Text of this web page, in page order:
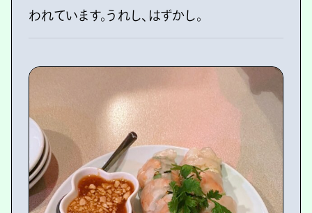
われています。うれし、はずかし。